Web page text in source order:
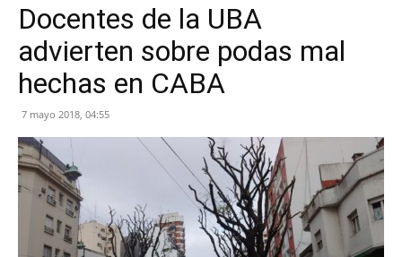
Docentes de la UBA
advierten sobre podas mal
hechas en CABA
7 mayo 2018, 04:55